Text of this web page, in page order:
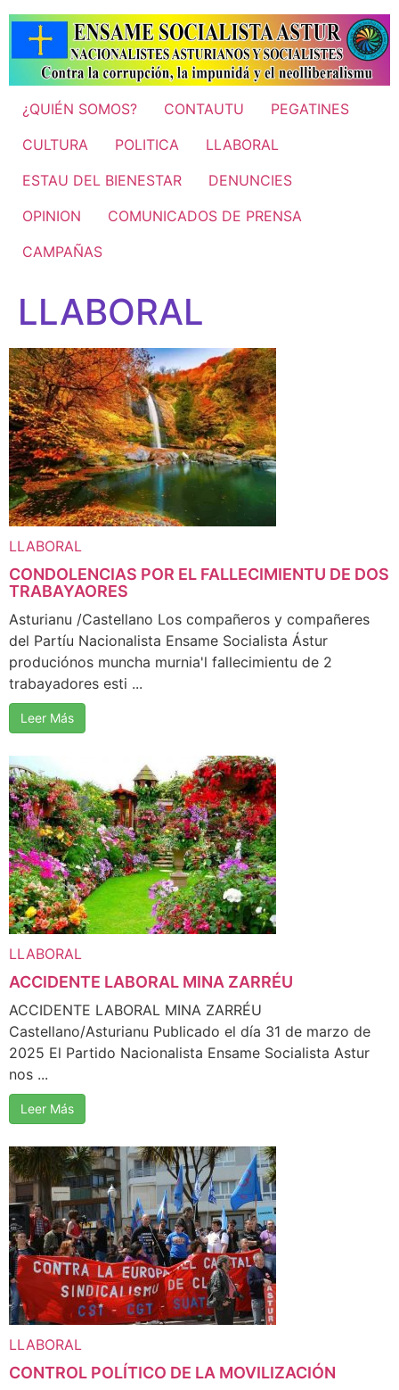
contenido
¿QUIÉN SOMOS? CONTAUTU
PEGATINES
CULTURA
POLITICA
LLABORAL
ESTAU DEL BIENESTAR
DENUNCIES
OPINION
COMUNICADOS DE PRENSA
CAMPAÑAS
LLABORAL
LLABORAL
CONDOLENCIAS POR EL FALLECIMIENTU DE DOS
TRABAYAORES
Asturianu /Castellano Los compañeros y compañeres
del Partíu Nacionalista Ensame Socialista Ástur
produciónos muncha murnia'l fallecimientu de 2
trabayadores esti ...
Leer Más
LLABORAL
ACCIDENTE LABORAL MINA ZARRÉU
ACCIDENTE LABORAL MINA ZARRÉU
Castellano/Asturianu Publicado el día 31 de marzo de
2025 El Partido Nacionalista Ensame Socialista Astur
nos ...
Leer Más
LLABORAL
CONTROL POLÍTICO DE LA MOVILIZACIÓN